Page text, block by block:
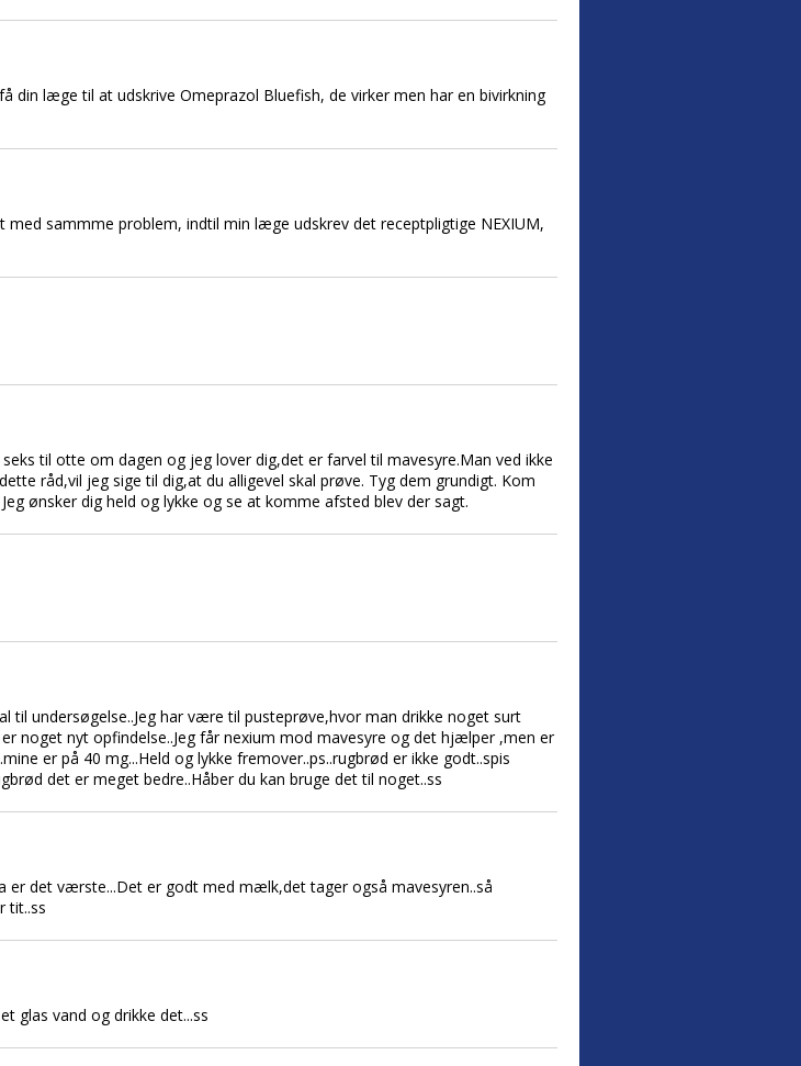
din læge til at udskrive Omeprazol Bluefish, de virker men har en bivirkning
sammme problem, indtil min læge udskrev det receptpligtige NEXIUM,
til otte om dagen og jeg lover dig,det er farvel til mavesyre.Man ved ikke
råd,vil jeg sige til dig,at du alligevel skal prøve. Tyg dem grundigt. Kom
ønsker dig held og lykke og se at komme afsted blev der sagt.
til undersøgelse..Jeg har være til pusteprøve,hvor man drikke noget surt
noget nyt opfindelse..Jeg får nexium mod mavesyre og det hjælper ,men er
er på 40 mg...Held og lykke fremover..ps..rugbrød er ikke godt..spis
det er meget bedre..Håber du kan bruge det til noget..ss
er det værste...Det er godt med mælk,det tager også mavesyren..så
tit..ss
glas vand og drikke det...ss